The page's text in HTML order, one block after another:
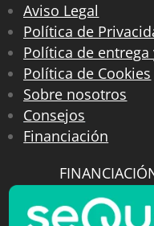
Aviso Legal
Política de
Política de
Política de Cookies
Sobre nosotros
Consejos
Financiación